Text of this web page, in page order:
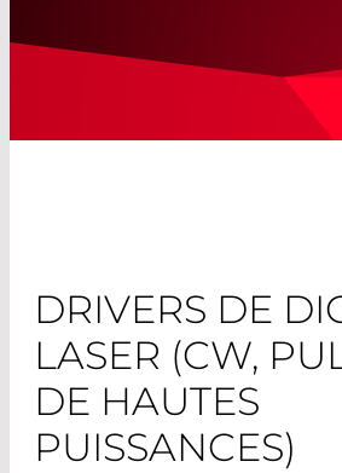
DRIVERS DE
LASER (CW,
DE HAUTES
PUISSANCES)